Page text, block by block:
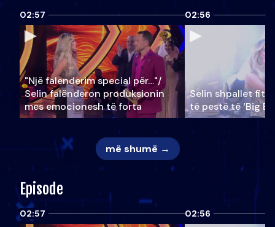
02:57
"Një falenderim special për…"/
Selin falënderon produksionin
mes emocionesh të forta
02:56
Selin shpallet
të pestë të ‘Big
më shumë →
Episode
02:57 02:56